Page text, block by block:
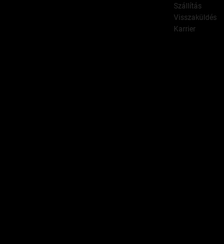
Szállítás
Visszaküldés
Karrier